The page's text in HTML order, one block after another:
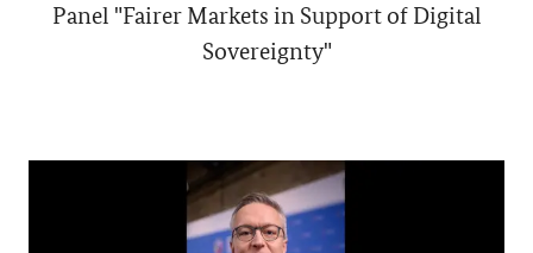
Panel "Fairer Markets in Support of Digital
Sovereignty"